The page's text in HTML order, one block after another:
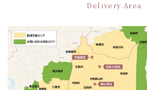
ン
Delivery Area